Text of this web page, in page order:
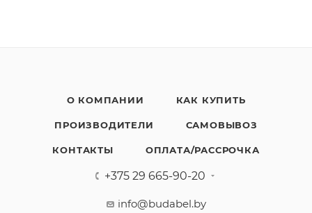
О КОМПАНИИ КАК КУПИТЬ
ПРОИЗВОДИТЕЛИ САМОВЫВОЗ
КОНТАКТЫ ОПЛАТА/РАССРОЧКА
+375 29 665-90-20
info@budabel.by